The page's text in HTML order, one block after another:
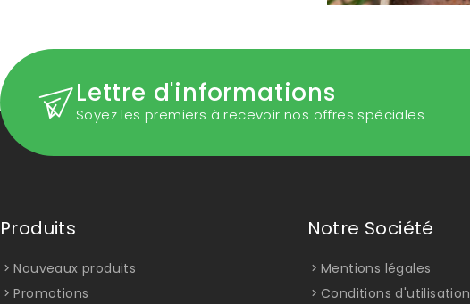
Lettre d'informations
Soyez les premiers à recevoir nos offres spéciales
Produits
Nouveaux produits
Promotions
Notre Société
Mentions légales
Conditions d'utilisation